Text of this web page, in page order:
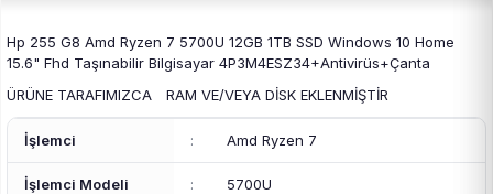
Hp 255 G8 Amd Ryzen 7 5700U 12GB 1TB SSD Windows 10 Home
15.6" Fhd Taşınabilir Bilgisayar 4P3M4ESZ34+Antivirüs+Çanta
ÜRÜNE TARAFIMIZCA RAM VE/VEYA DİSK EKLENMİŞTİR
İşlemci : Amd Ryzen 7
İşlemci Modeli : 5700U